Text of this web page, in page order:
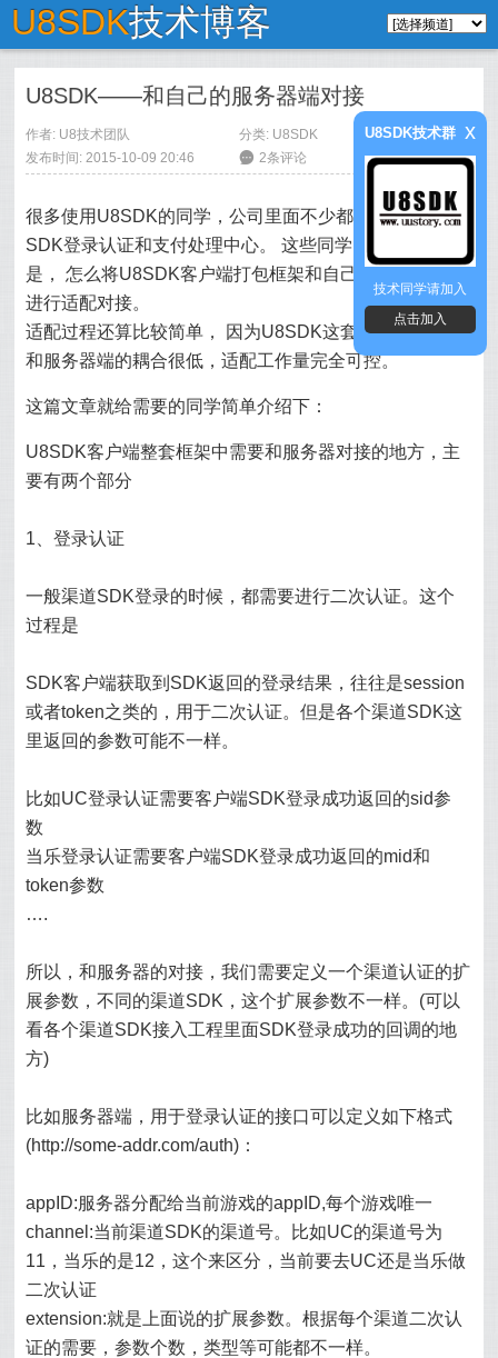
U8SDK技术博客
U8SDK——和自己的服务器端对接
作者: U8技术团队 分类: U8SDK
发布时间: 2015-10-09 20:46
6 2条评论
很多使用U8SDK的同学，公司里面不少都有自己的统一
SDK登录认证和支付处理中心。 这些同学问的比较多的
是， 怎么将U8SDK客户端打包框架和自己公司的服务器
进行适配对接。
适配过程还算比较简单， 因为U8SDK这套框架， 客户端
和服务器端的耦合很低，适配工作量完全可控。
这篇文章就给需要的同学简单介绍下：
U8SDK客户端整套框架中需要和服务器对接的地方，主
要有两个部分
1、登录认证
一般渠道SDK登录的时候，都需要进行二次认证。这个
过程是
SDK客户端获取到SDK返回的登录结果，往往是session
或者token之类的，用于二次认证。但是各个渠道SDK这
里返回的参数可能不一样。
比如UC登录认证需要客户端SDK登录成功返回的sid参
数
当乐登录认证需要客户端SDK登录成功返回的mid和
token参数
….
所以，和服务器的对接，我们需要定义一个渠道认证的扩
展参数，不同的渠道SDK，这个扩展参数不一样。(可以
看各个渠道SDK接入工程里面SDK登录成功的回调的地
方)
比如服务器端，用于登录认证的接口可以定义如下格式
(http://some-addr.com/auth)：
appID:服务器分配给当前游戏的appID,每个游戏唯一
channel:当前渠道SDK的渠道号。比如UC的渠道号为
11，当乐的是12，这个来区分，当前要去UC还是当乐做
二次认证
extension:就是上面说的扩展参数。根据每个渠道二次认
证的需要，参数个数，类型等可能都不一样。
U8SDK技术群 x
技术同学请加入
点击加入